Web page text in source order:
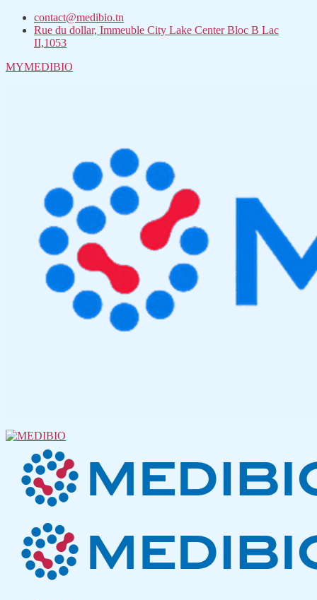
contact@medibio.tn
Rue du dollar, Immeuble City Lake Center Bloc B Lac
II,1053
MYMEDIBIO